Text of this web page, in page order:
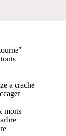
a craché
morts